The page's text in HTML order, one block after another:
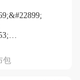
包